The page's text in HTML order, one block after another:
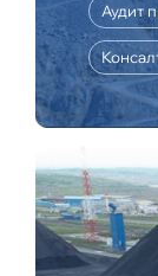
Аудит